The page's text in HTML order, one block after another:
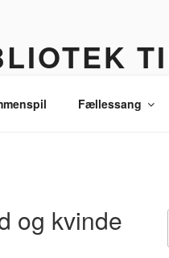
Fællessang
og kvinde